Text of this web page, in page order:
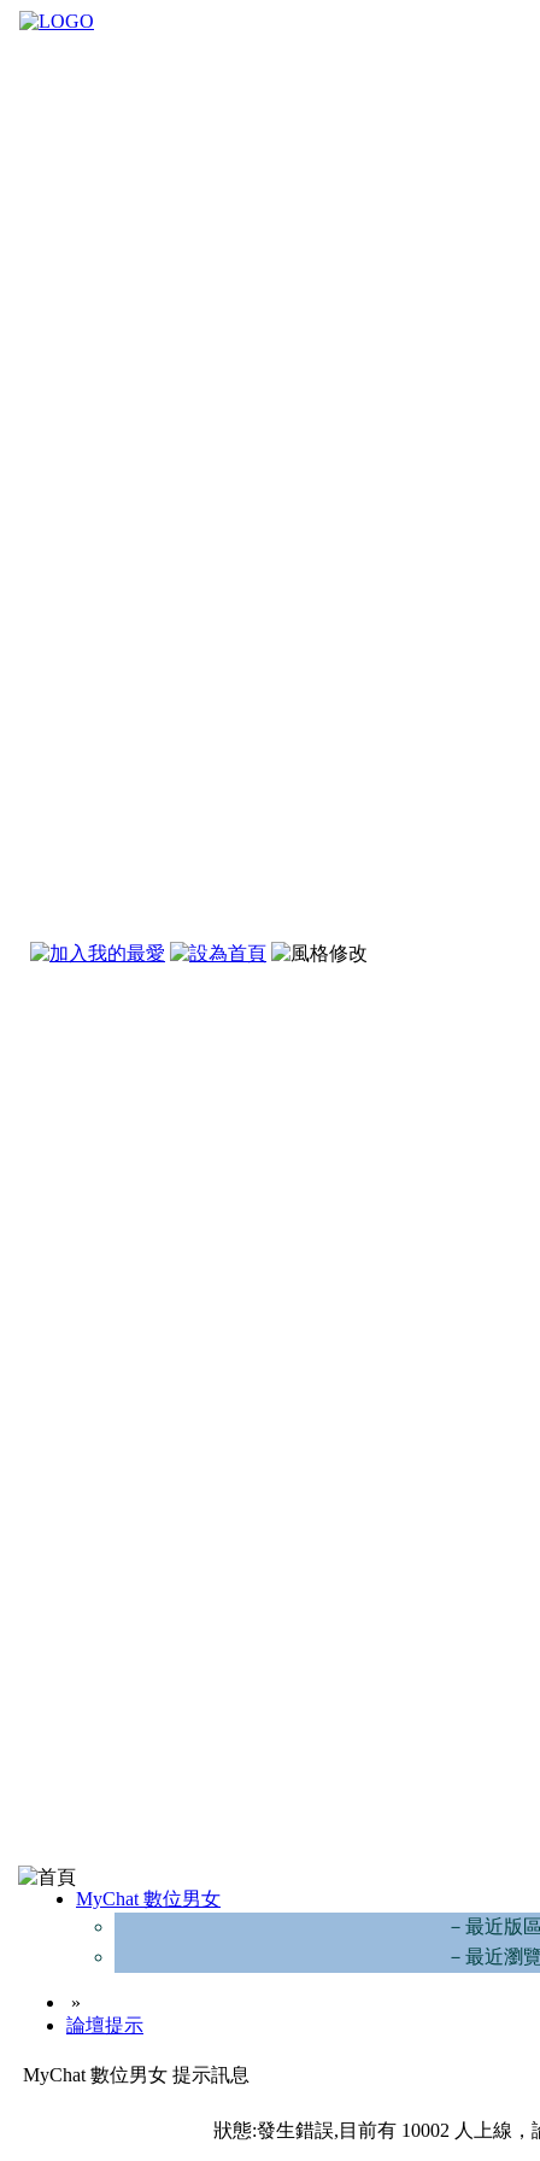
MyChat 數位男女
－最近版
－最近瀏
»
論壇提示
MyChat 數位男女 提示訊息
狀態:發生錯誤,目前有 10002 人上線